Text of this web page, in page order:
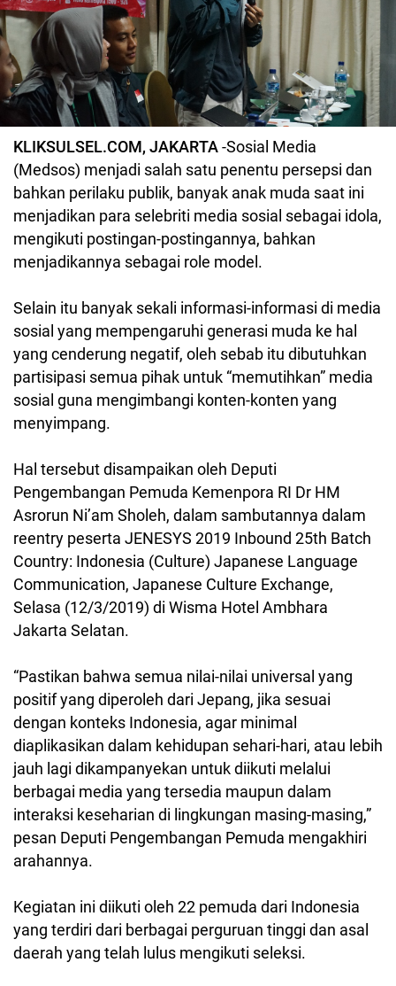
KLIKSULSEL.COM, JAKARTA -Sosial Media
(Medsos) menjadi salah satu penentu persepsi dan
bahkan perilaku publik, banyak anak muda saat ini
menjadikan para selebriti media sosial sebagai idola,
mengikuti postingan-postingannya, bahkan
menjadikannya sebagai role model.
Selain itu banyak sekali informasi-informasi di media
sosial yang mempengaruhi generasi muda ke hal
yang cenderung negatif, oleh sebab itu dibutuhkan
partisipasi semua pihak untuk “memutihkan” media
sosial guna mengimbangi konten-konten yang
menyimpang.
Hal tersebut disampaikan oleh Deputi
Pengembangan Pemuda Kemenpora RI Dr HM
Asrorun Ni’am Sholeh, dalam sambutannya dalam
reentry peserta JENESYS 2019 Inbound 25th Batch
Country: Indonesia (Culture) Japanese Language
Communication, Japanese Culture Exchange,
Selasa (12/3/2019) di Wisma Hotel Ambhara
Jakarta Selatan.
“Pastikan bahwa semua nilai-nilai universal yang
positif yang diperoleh dari Jepang, jika sesuai
dengan konteks Indonesia, agar minimal
diaplikasikan dalam kehidupan sehari-hari, atau lebih
jauh lagi dikampanyekan untuk diikuti melalui
berbagai media yang tersedia maupun dalam
interaksi keseharian di lingkungan masing-masing,”
pesan Deputi Pengembangan Pemuda mengakhiri
arahannya.
Kegiatan ini diikuti oleh 22 pemuda dari Indonesia
yang terdiri dari berbagai perguruan tinggi dan asal
daerah yang telah lulus mengikuti seleksi.